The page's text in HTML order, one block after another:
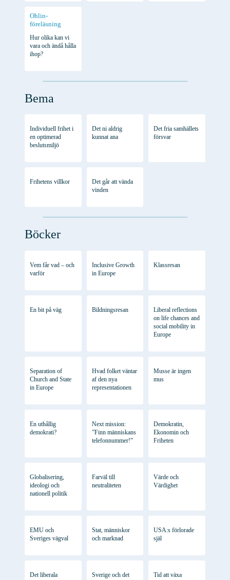
Ohlin-
föreläsning
Hur olika kan vi
vara och ändå hålla
ihop?
Bema
Individuell frihet i
en optimerad
beslutsmiljö
Det ni aldrig
kunnat ana
Det fria samhällets
försvar
Frihetens villkor
Det går att vända
vinden
Böcker
Vem får vad – och
varför
Inclusive Growth
in Europe
Klassresan
En bit på väg Bildningsresan
Liberal reflections
on life chances and
social mobility in
Europe
Separation of
Church and State
in Europe
Hvad folket väntar
af den nya
representationen
Musse är ingen
mus
En uthållig
demokrati?
Next mission:
”Finn människans
telefonnummer!”
Demokratin,
Ekonomin och
Friheten
Globalisering,
ideologi och
nationell politik
Farväl till
neutraliteten
Värde och
Värdighet
EMU och
Sveriges vägval
Stat, människor
och marknad
USA:s förlorade
själ
Det liberala
Sverige och det
Tid att växa